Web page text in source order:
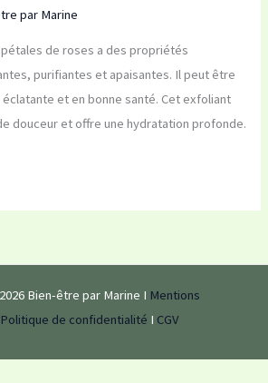
par Marine
pétales de roses a des propriétés
purifiantes et apaisantes. Il peut être
éclatante et en bonne santé. Cet exfoliant
douceur et offre une hydratation profonde.
Bien-être par Marine I Mentions
Politique de confidentialité I CGV